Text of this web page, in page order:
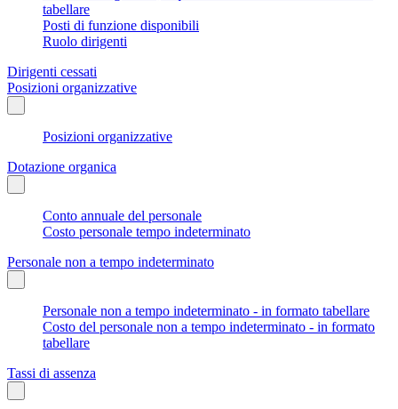
tabellare
Posti di funzione disponibili
Ruolo dirigenti
Dirigenti cessati
Posizioni organizzative
Posizioni organizzative
Dotazione organica
Conto annuale del personale
Costo personale tempo indeterminato
Personale non a tempo indeterminato
Personale non a tempo indeterminato - in formato tabellare
Costo del personale non a tempo indeterminato - in formato
tabellare
Tassi di assenza